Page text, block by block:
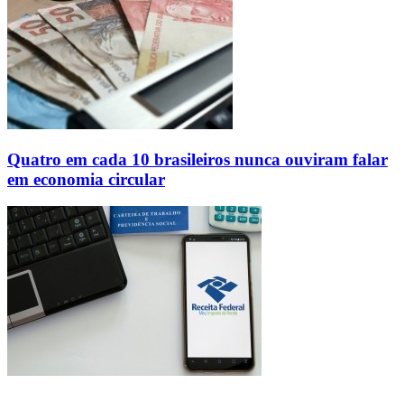
Quatro em cada 10 brasileiros nunca ouviram falar
em economia circular